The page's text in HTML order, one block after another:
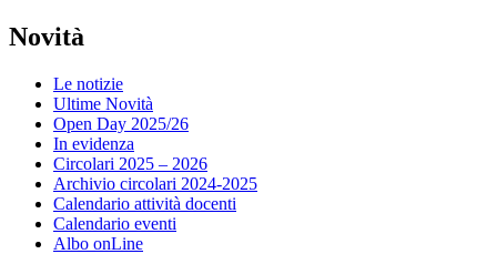
Novità
Le notizie
Ultime Novità
Open Day 2025/26
In evidenza
Circolari 2025 – 2026
Archivio circolari 2024-2025
Calendario attività docenti
Calendario eventi
Albo onLine